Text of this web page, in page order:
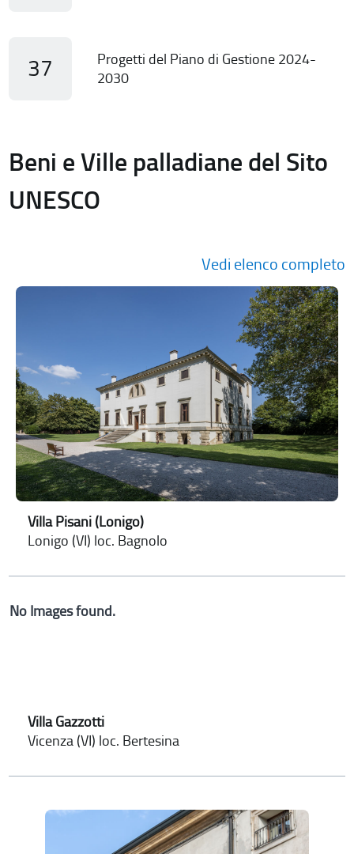
37
Progetti del Piano di Gestione 2024-
2030
Beni e Ville palladiane del Sito
UNESCO
Vedi elenco completo
Villa Pisani (Lonigo)
Lonigo (VI) loc. Bagnolo
No Images found.
Villa Gazzotti
Vicenza (VI) loc. Bertesina